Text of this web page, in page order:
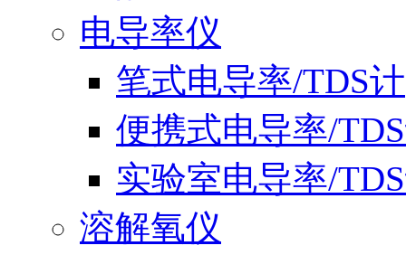
电导率仪
笔式电导率/TDS计
便携式电导率/
实验室电导率/
溶解氧仪